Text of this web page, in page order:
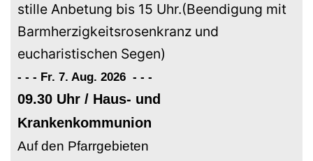
stille Anbetung bis 15 Uhr.(Beendigung mit
Barmherzigkeitsrosenkranz und
eucharistischen Segen)
- - - Fr. 7. Aug. 2026 - - -
09.30 Uhr / Haus- und
Krankenkommunion
Auf den Pfarrgebieten